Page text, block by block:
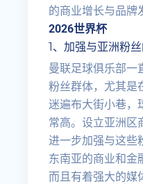
的商业增长与品牌
2026世界杯
1、加强与亚洲粉
曼联足球俱乐部一
粉丝群体，尤其是
迷遍布大街小巷，
常高。设立亚洲区
进一步加强与这些
东南亚的商业和金
而且有着强大的媒